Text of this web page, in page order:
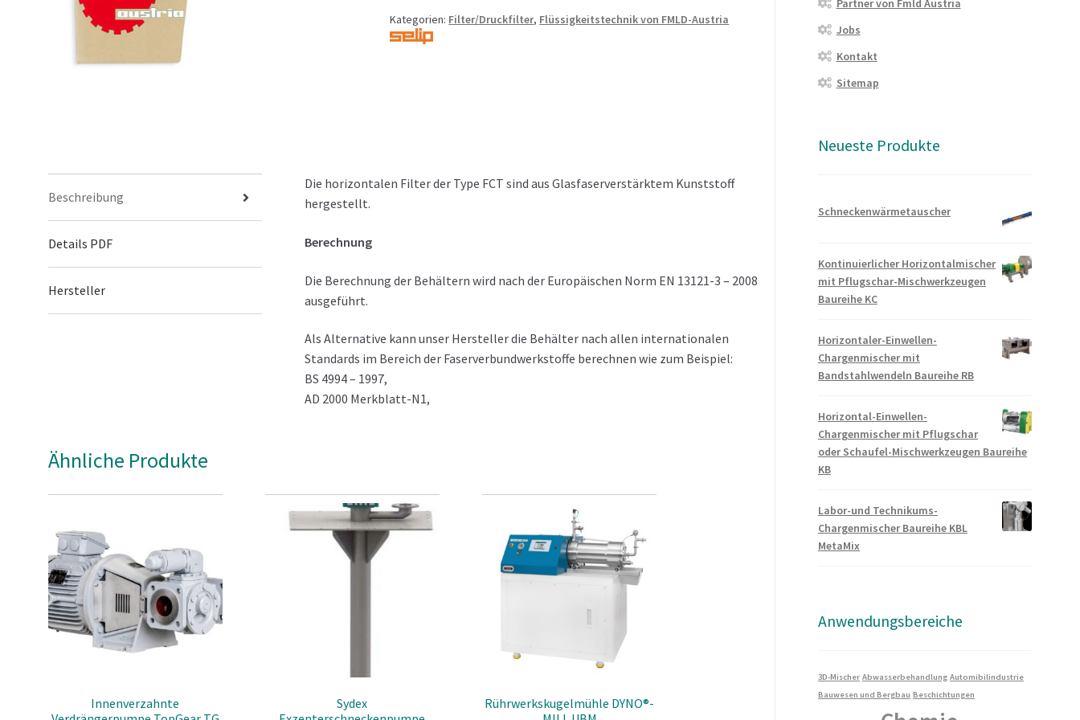
Kategorien: Filter/Druckfilter, Flüssigkeitstechnik von FMLD-Austria
Beschreibung
Details PDF
Hersteller
Die horizontalen Filter der Type FCT sind aus Glasfaserverstärktem Kunststoff
hergestellt.
Berechnung
Die Berechnung der Behältern wird nach der Europäischen Norm EN 13121-3 – 2008
ausgeführt.
Als Alternative kann unser Hersteller die Behälter nach allen internationalen
Standards im Bereich der Faserverbundwerkstoffe berechnen wie zum Beispiel:
BS 4994 – 1997,
AD 2000 Merkblatt-N1,
Die Standard-Arbeitsdrücke sind 1,5, 3,0 und 5,0 bar
Durchflüsse von 8 bis 360 m³/h sind möglich.
Die Standard Durchmesser sind Ø 1000, 1200, 1500, 1800, 2000, 2500, 3000, 4000 mm.
Auf Kundenwunsch können Filter mit einem Durchmesser kleiner als 1000 mm
Ähnliche Produkte
Innenverzahnte
Sydex
Rührwerkskugelmühle DYNO®-
Partner von Fmld Austria
Jobs
Kontakt
Sitemap
Neueste Produkte
Schneckenwärmetauscher
Kontinuierlicher Horizontalmischer
mit Pflugschar-Mischwerkzeugen
Baureihe KC
Horizontaler-Einwellen-
Chargenmischer mit
Bandstahlwendeln Baureihe RB
Horizontal-Einwellen-
Chargenmischer mit Pflugschar
oder Schaufel-Mischwerkzeugen Baureihe
KB
Labor-und Technikums-
Chargenmischer Baureihe KBL
MetaMix
Anwendungsbereiche
3D-Mischer Abwasserbehandlung Automibilindustrie
Bauwesen und Bergbau Beschichtungen